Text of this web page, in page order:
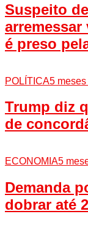
Suspeito
é preso
POLÍTICA5 meses
Trump diz
de
ECONOMIA5
Demanda
dobrar até